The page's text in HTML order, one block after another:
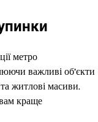
метро
важливі об’єкти
житлові масиви.
краще